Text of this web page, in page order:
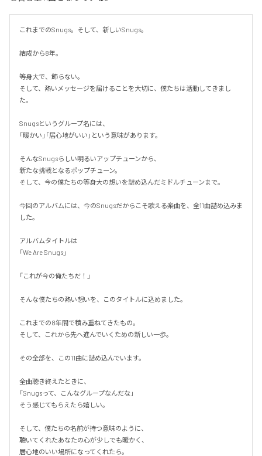
これまでのSnugs。そして、新しいSnugs。
結成から8年。
等身大で、飾らない。
そして、熱いメッセージを届けることを大切に、僕たちは活動してきまし
た。
Snugsというグループ名には、
「暖かい」「居心地がいい」という意味があります。
そんなSnugsらしい明るいアップチューンから、
新たな挑戦となるポップチューン。
そして、今の僕たちの等身大の想いを詰め込んだミドルチューンまで。
今回のアルバムには、今のSnugsだからこそ歌える楽曲を、全11曲詰め込みま
した。
アルバムタイトルは
「We Are Snugs」
「これが今の俺たちだ！」
そんな僕たちの熱い想いを、このタイトルに込めました。
これまでの8年間で積み重ねてきたもの。
そして、これから先へ進んでいくための新しい一歩。
その全部を、この11曲に詰め込んでいます。
全曲聴き終えたときに、
「Snugsって、こんなグループなんだな」
そう感じてもらえたら嬉しい。
そして、僕たちの名前が持つ意味のように、
聴いてくれたあなたの心が少しでも暖かく、
居心地のいい場所になってくれたら。